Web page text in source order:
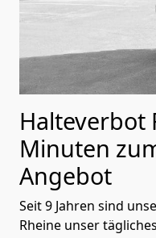
Halteverbot
Minuten
Angebot
Seit 9 Jahren sind
Rheine unser